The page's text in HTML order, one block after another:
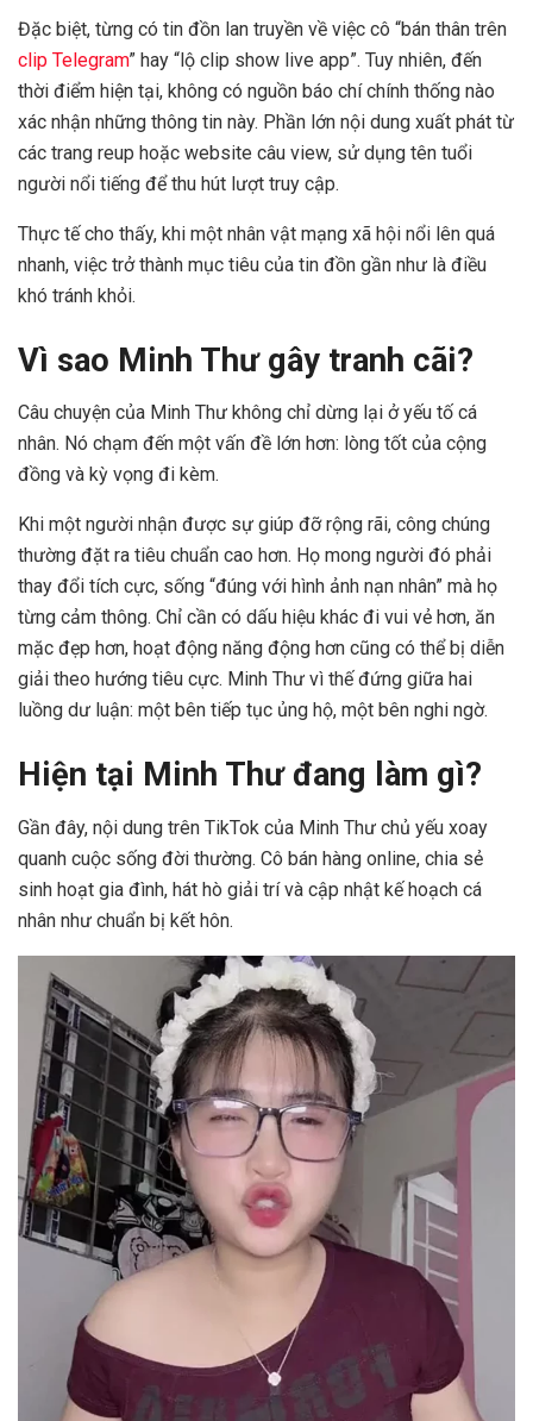
Đặc biệt, từng có tin đồn lan truyền về việc cô “bán thân trên
clip Telegram” hay “lộ clip show live app”. Tuy nhiên, đến
thời điểm hiện tại, không có nguồn báo chí chính thống nào
xác nhận những thông tin này. Phần lớn nội dung xuất phát từ
các trang reup hoặc website câu view, sử dụng tên tuổi
người nổi tiếng để thu hút lượt truy cập.
Thực tế cho thấy, khi một nhân vật mạng xã hội nổi lên quá
nhanh, việc trở thành mục tiêu của tin đồn gần như là điều
khó tránh khỏi.
Vì sao Minh Thư gây tranh cãi?
Câu chuyện của Minh Thư không chỉ dừng lại ở yếu tố cá
nhân. Nó chạm đến một vấn đề lớn hơn: lòng tốt của cộng
đồng và kỳ vọng đi kèm.
Khi một người nhận được sự giúp đỡ rộng rãi, công chúng
thường đặt ra tiêu chuẩn cao hơn. Họ mong người đó phải
thay đổi tích cực, sống “đúng với hình ảnh nạn nhân” mà họ
từng cảm thông. Chỉ cần có dấu hiệu khác đi vui vẻ hơn, ăn
mặc đẹp hơn, hoạt động năng động hơn cũng có thể bị diễn
giải theo hướng tiêu cực. Minh Thư vì thế đứng giữa hai
luồng dư luận: một bên tiếp tục ủng hộ, một bên nghi ngờ.
Hiện tại Minh Thư đang làm gì?
Gần đây, nội dung trên TikTok của Minh Thư chủ yếu xoay
quanh cuộc sống đời thường. Cô bán hàng online, chia sẻ
sinh hoạt gia đình, hát hò giải trí và cập nhật kế hoạch cá
nhân như chuẩn bị kết hôn.